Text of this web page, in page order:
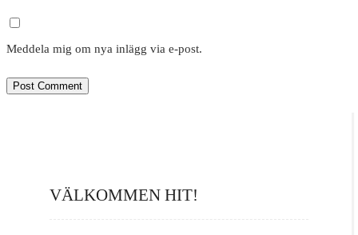
Meddela mig om nya inlägg via e-post.
VÄLKOMMEN HIT!